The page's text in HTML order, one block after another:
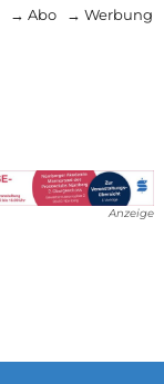
→ Abo → Werbung
Anzeige